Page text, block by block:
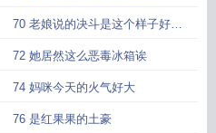
70 老娘说的决斗是这个样子好不
好
72 她居然这么恶毒冰箱诶
74 妈咪今天的火气好大
76 是红果果的土豪